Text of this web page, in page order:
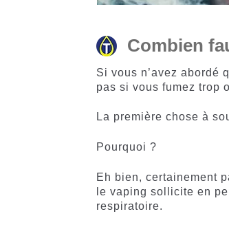
Combien
Si vous n’avez abordé
pas si vous fumez trop
La première chose à
Pourquoi ?
Eh bien, certainement
le vaping sollicite en
respiratoire.